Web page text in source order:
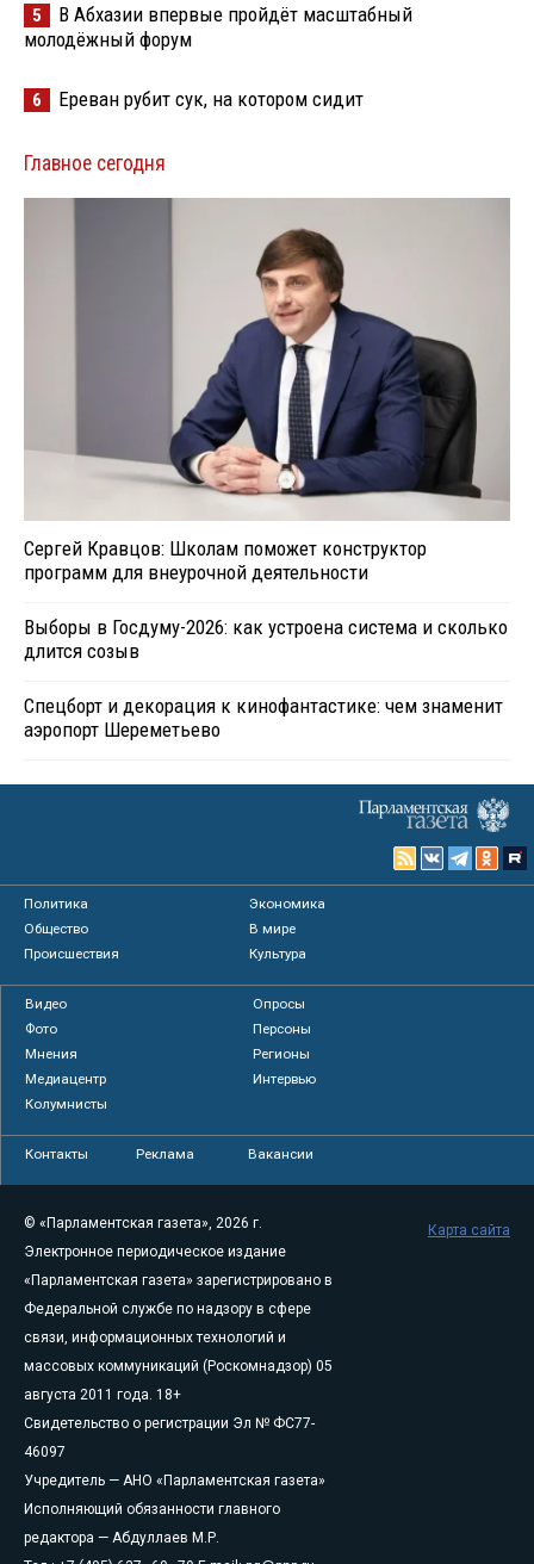
5
В Абхазии впервые пройдёт масштабный
молодёжный форум
6 Ереван рубит сук, на котором сидит
Главное сегодня
Сергей Кравцов: Школам поможет конструктор
программ для внеурочной деятельности
Выборы в Госдуму-2026: как устроена система и сколько
длится созыв
Спецборт и декорация к кинофантастике: чем знаменит
аэропорт Шереметьево
Политика
Экономика
Общество
В мире
Происшествия
Культура
Видео
Опросы
Фото
Персоны
Мнения
Регионы
Медиацентр
Интервью
Колумнисты
Контакты Реклама Вакансии
© «Парламентская газета», 2026 г.
Электронное периодическое издание
«Парламентская газета» зарегистрировано в
Федеральной службе по надзору в сфере
связи, информационных технологий и
массовых коммуникаций (Роскомнадзор) 05
августа 2011 года. 18+
Свидетельство о регистрации Эл № ФС77-
46097
Учредитель — АНО «Парламентская газета»
Исполняющий обязанности главного
редактора — Абдуллаев М.Р.
Карта сайта